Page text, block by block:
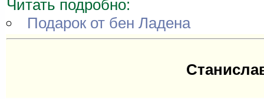
Читать подробно:
Подарок от бен Ладена